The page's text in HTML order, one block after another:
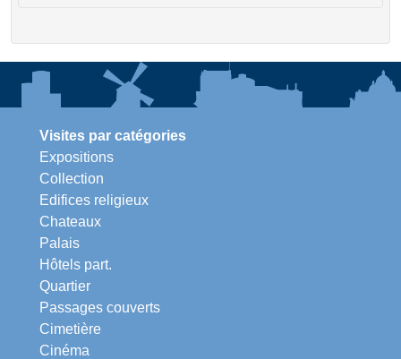
Visites par catégories
Expositions
Collection
Edifices religieux
Chateaux
Palais
Hôtels part.
Quartier
Passages couverts
Cimetière
Cinéma